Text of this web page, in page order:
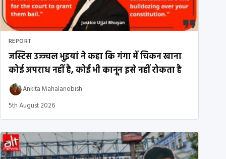
REPORT
जस्टिस उज्ज्वल भुइयां ने कहा कि गंगा में चिकन खाना
कोई अपराध नहीं है, कोई भी कानून इसे नहीं रोकता है
Ankita Mahalanobish
5th August 2026